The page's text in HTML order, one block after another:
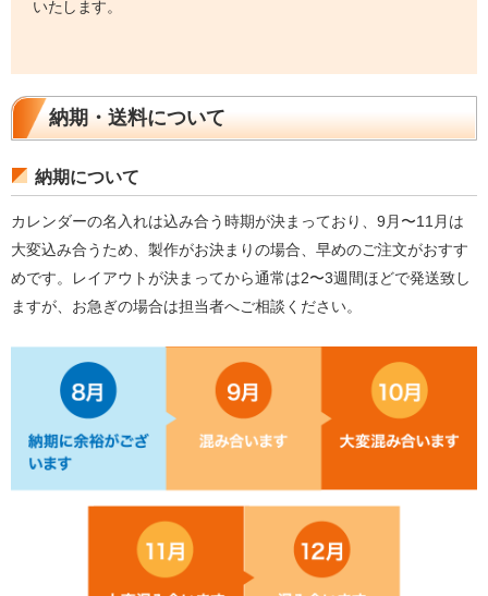
いたします。
納期・送料について
納期について
カレンダーの名入れは込み合う時期が決まっており、9月〜11月は
大変込み合うため、製作がお決まりの場合、早めのご注文がおすす
めです。レイアウトが決まってから通常は2〜3週間ほどで発送致し
ますが、お急ぎの場合は担当者へご相談ください。